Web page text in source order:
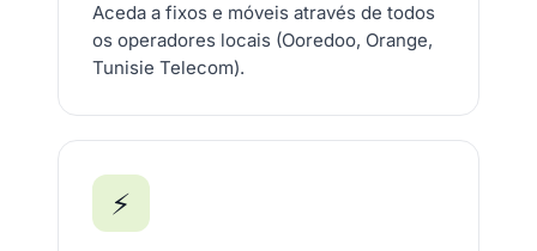
Aceda a fixos e móveis através de todos
os operadores locais (Ooredoo, Orange,
Tunisie Telecom).
⚡